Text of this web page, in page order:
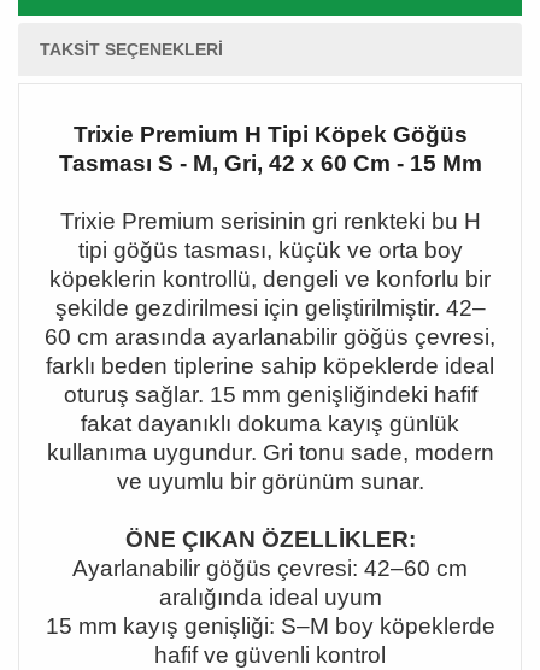
TAKSIT SEÇENEKLERI
Trixie Premium H Tipi Köpek Göğüs
Tasması S - M, Gri, 42 x 60 Cm - 15 Mm
Trixie Premium serisinin gri renkteki bu H
tipi göğüs tasması, küçük ve orta boy
köpeklerin kontrollü, dengeli ve konforlu bir
şekilde gezdirilmesi için geliştirilmiştir. 42–
60 cm arasında ayarlanabilir göğüs çevresi,
farklı beden tiplerine sahip köpeklerde ideal
oturuş sağlar. 15 mm genişliğindeki hafif
fakat dayanıklı dokuma kayış günlük
kullanıma uygundur. Gri tonu sade, modern
ve uyumlu bir görünüm sunar.
ÖNE ÇIKAN ÖZELLİKLER:
Ayarlanabilir göğüs çevresi: 42–60 cm
aral ığında ideal uyum
15 mm kayış genişliği: S–M boy köpeklerde
hafif ve güvenli kontrol